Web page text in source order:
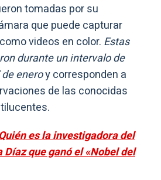
tomadas por su
que puede capturar
videos en color. Estas
durante un intervalo de
eneroy corresponden a
de las conocidas
es la investigadora del
Díaz que ganó el «Nobel del